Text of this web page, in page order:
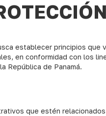
establecer principios
en conformidad con los
República de Panamá.
que estén